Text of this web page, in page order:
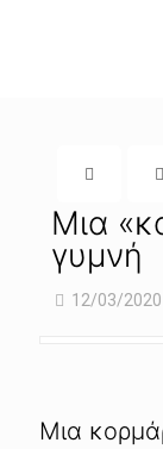
Μια
γυμνή
12/03/2020
Μια